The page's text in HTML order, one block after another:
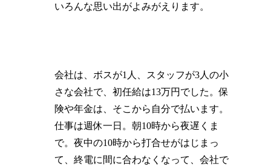
いろんな思い出がよみがえります。
会社は、ボスが1人、スタッフが3人の小
さな会社で、初任給は13万円でした。保
険や年金は、そこから自分で払います。
仕事は週休一日。朝10時から夜遅くま
で。夜中の10時から打合せがはじまっ
て、終電に間に合わなくなって、会社で